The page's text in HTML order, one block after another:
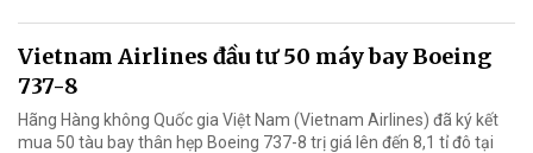
Vietnam Airlines đầu tư 50 máy bay Boeing
737-8
Hãng Hàng không Quốc gia Việt Nam (Vietnam Airlines) đã ký kết
mua 50 tàu bay thân hẹp Boeing 737-8 trị giá lên đến 8,1 tỉ đô tại